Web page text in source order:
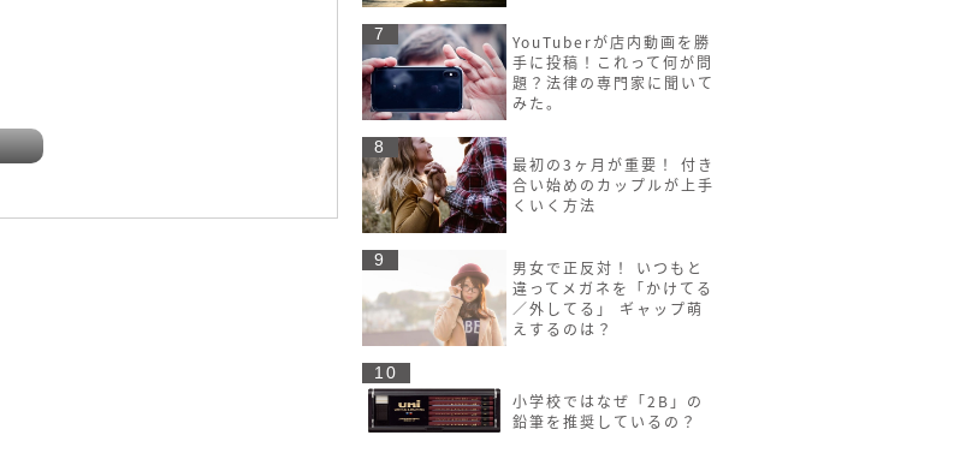
7
YouTuberが店内動画を勝
手に投稿！これって何が問
題？法律の専門家に聞いて
みた。
8
最初の3ヶ月が重要！ 付き
合い始めのカップルが上手
くいく方法
9
男女で正反対！ いつもと
違ってメガネを「かけてる
／外してる」 ギャップ萌
えするのは？
10
小学校ではなぜ「2B」の
鉛筆を推奨しているの？